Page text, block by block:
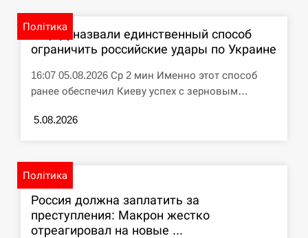
Політика
В ЦПД назвали единственный способ
ограничить российские удары по Украине
16:07 05.08.2026 Ср 2 мин Именно этот способ
ранее обеспечил Киеву успех с зерновым…
5.08.2026
Політика
Россия должна заплатить за
преступления: Макрон жестко
отреагировал на новые ...